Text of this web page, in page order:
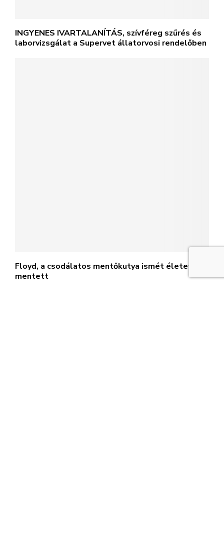
INGYENES IVARTALANÍTÁS, szívféreg szűrés és
laborvizsgálat a Supervet állatorvosi rendelőben
Floyd, a csodálatos mentőkutya ismét életet
mentett